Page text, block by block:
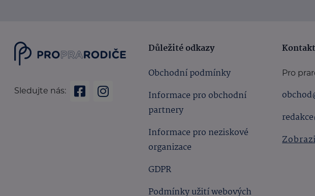
Sledujte nás:
Důležité odkazy
Obchodní podmínky
Informace pro obchodní
partnery
Informace pro neziskové
organizace
GDPR
Podmínky užití webových
Kontakt
Pro